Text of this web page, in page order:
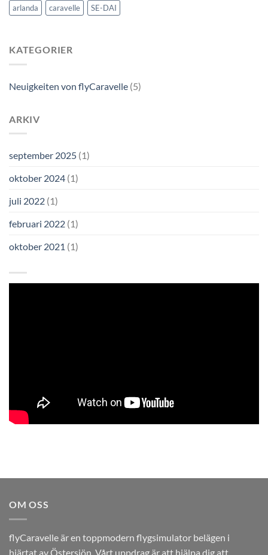
arlanda caravelle SE-DAI
KATEGORIER
Neuigkeiten von flyCaravelle (5)
ARKIV
september 2025 (1)
oktober 2024 (1)
juli 2022 (1)
februari 2022 (1)
oktober 2021 (1)
OM OSS
flyCaravelle är en toppmodern flygsimulator belägen i
hjärtat av Östersjön. Vårt uppdrag är att hjälpa dig att